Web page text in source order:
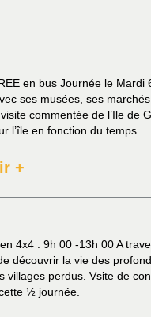
en bus Journée le
ses musées, ses
commentée de l’Ile de
l’île en fonction du temps
+
4x4 : 9h 00 -13h 00 A
découvrir la vie des
villages perdus. Vsite de
½ journée.